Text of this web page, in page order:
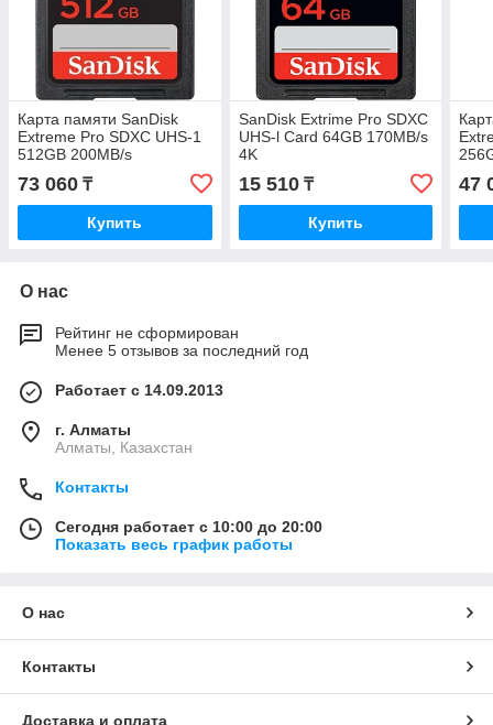
Карта памяти SanDisk
Extreme Pro SDXC UHS-1
512GB 200MB/s
73 060 ₸
Купить
SanDisk Extrime Pro SDXC
UHS-l Card 64GB 170MB/s
4K
15 510₸
Купить
47
О нас
Рейтинг не сформирован
Менее 5 отзывов за последний год
Работает с 14.09.2013
г. Алматы
Алматы, Казахстан
Контакты
Сегодня работает с 10:00 до 20:00
Показать весь график работы
О нас
Контакты
Доставка и оплата